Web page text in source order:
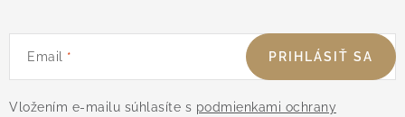
Email
Vložením e-mailu súhlasíte s podmienkami ochrany
PRIHLÁSIŤ SA